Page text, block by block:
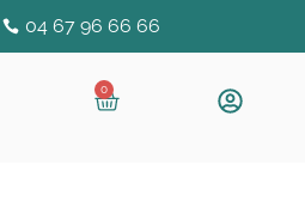
04 67 96 66 66
0